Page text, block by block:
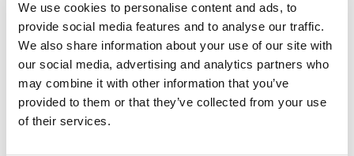
We use cookies to personalise content and ads, to
provide social media features and to analyse our traffic.
We also share information about your use of our site with
our social media, advertising and analytics partners who
may combine it with other information that you’ve
provided to them or that they’ve collected from your use
of their services.
RÜCKGANG DER ZITRUSERNTE IN FLORIDA
16 Dezember 2019 Nachrichtenredaktion
Florida produziert